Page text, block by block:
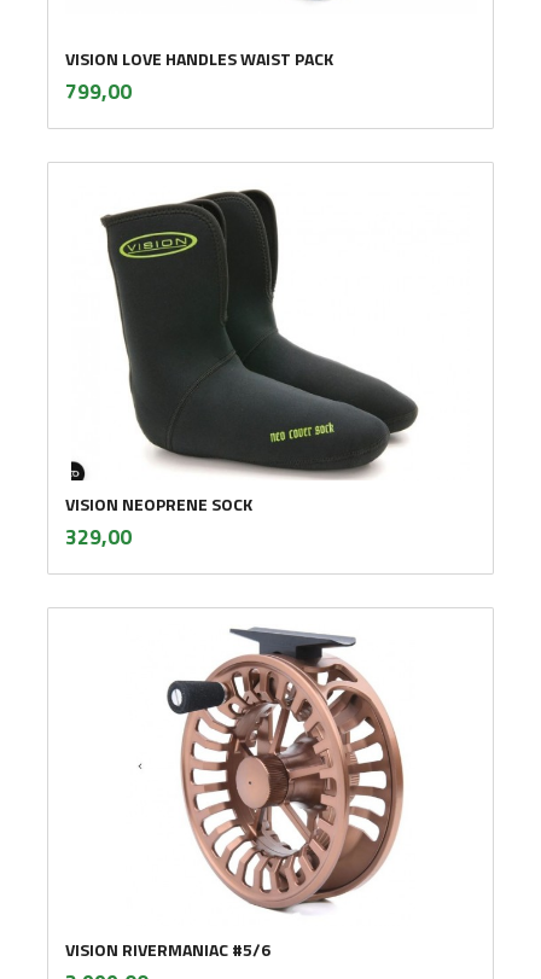
VISION LOVE HANDLES WAIST PACK
Pris
799,00mva.
VISION NEOPRENE SOCK
Pris
329,00mva.
VISION RIVERMANIAC #5/6